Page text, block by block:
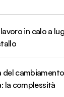
in calo a
del
la complessità